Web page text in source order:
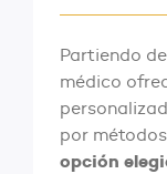
Partiendo
médico
por
opción